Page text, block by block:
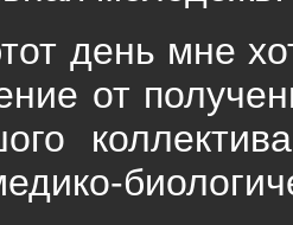
день мне
от